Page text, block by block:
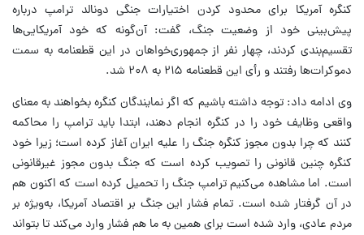
کنگره آمریکا برای محدود کردن اختیارات جنگی دونالد ترامپ درباره
پیش‌بینی خود از وضعیت جنگ، گفت: آن‌گونه که خود آمریکایی‌ها
تقسیم‌بندی کردند، چهار نفر از جمهوری‌خواهان در این قطعنامه به سمت
دموکرات‌ها رفتند و رأی این قطعنامه ۲۱۵ به ۲۰۸ شد.
وی ادامه داد: توجه داشته باشیم که اگر نمایندگان کنگره بخواهند به معنای
واقعی وظایف خود را در کنگره انجام دهند، ابتدا باید ترامپ را محاکمه
کنند که چرا بدون مجوز کنگره جنگ را علیه ایران آغاز کرده است؛ زیرا خود
کنگره چنین قانونی را تصویب کرده است که جنگ بدون مجوز غیرقانونی
است. اما مشاهده می‌کنیم ترامپ جنگ را تحمیل کرده است که اکنون هم
در آن گرفتار شده است. تمام فشار این جنگ بر اقتصاد آمریکا، به‌ویژه بر
مردم عادی، وارد شده است برای همین به ما هم فشار وارد می‌کند تا بتواند